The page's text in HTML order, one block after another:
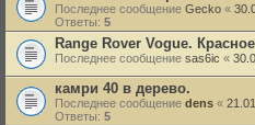
Последнее сообщение Gecko «
Ответы: 5
Range Rover Vogue.
Последнее сообщение sas6ic «
камри 40 в дерево.
Последнее сообщение dens «
Ответы: 5